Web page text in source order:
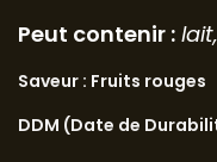
Peut contenir :
Saveur : Fruits rouges
DDM (Date de